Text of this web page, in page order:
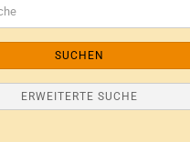
SUCHEN
ERWEITERTE SUCHE